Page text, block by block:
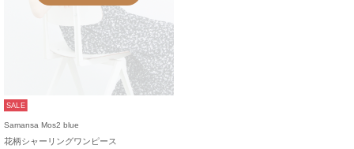
SALE
Samansa Mos2 blue
花柄シャーリングワンピース